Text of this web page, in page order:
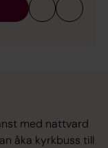
med nattvard
åka kyrkbuss till